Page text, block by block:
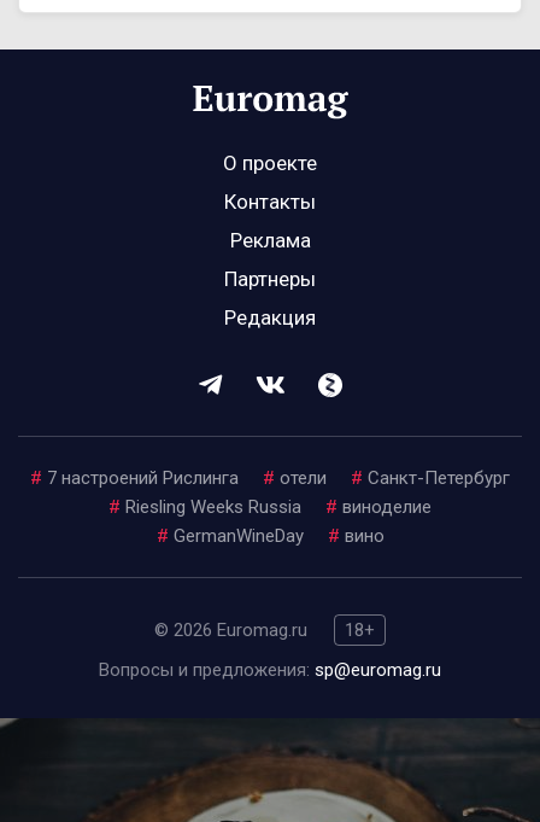
О проекте
Контакты
Реклама
Партнеры
Редакция
# 7 настроений Рислинга # отели # Санкт-Петербург
# Riesling Weeks Russia # виноделие
# GermanWineDay # вино
© 2026 Euromag.ru
18+
Вопросы и предложения: sp@euromag.ru